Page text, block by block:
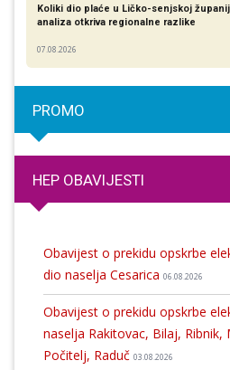
Koliki dio plaće u Ličko-senjskoj
analiza otkriva regionalne razlike​
07.08.2026
PROMO
HEP OBAVIJESTI
Obavijest o prekidu opskrbe
dio naselja Cesarica 06.08.2026
Obavijest o prekidu opskrbe
naselja Rakitovac, Bilaj, Ribnik,
Počitelj, Raduč 03.08.2026